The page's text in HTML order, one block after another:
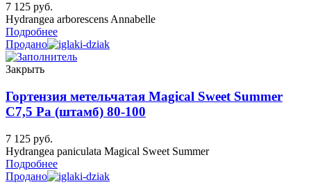
7 125 руб.
Hydrangea arborescens Annabelle
Подробнее
Продано
Закрыть
Гортензия метельчатая Magical Sweet Summer
C7,5 Ра (штамб) 80-100
7 125 руб.
Hydrangea paniculata Magical Sweet Summer
Подробнее
Продано